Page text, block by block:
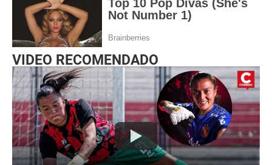
VIDEO RECOMENDADO